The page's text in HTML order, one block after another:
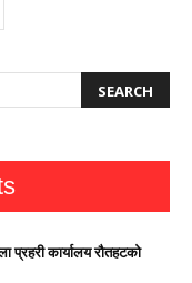
प्रहरी कार्यालय रौतहटको